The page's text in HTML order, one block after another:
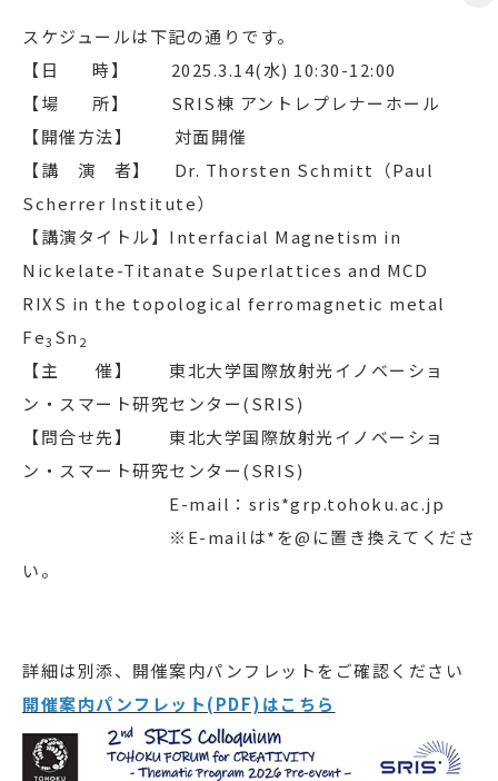
スケジュールは下記の通りです。
【日 時】 2025.3.14(水) 10:30-12:00
【場 所】 SRIS棟 アントレプレナーホール
【開催方法】 対面開催
【講 演 者】 Dr. Thorsten Schmitt（Paul
Scherrer Institute）
【講演タイトル】Interfacial Magnetism in
Nickelate-Titanate Superlattices and MCD
RIXS in the topological ferromagnetic metal
Fe3 Sn 2
【主 催】 東北大学国際放射光イノベーショ
ン・スマート研究センター(SRIS)
【問合せ先】 東北大学国際放射光イノベーショ
ン・スマート研究センター(SRIS)
E-mail：sris*grp.tohoku.ac.jp
※E-mailは*を@に置き換えてくださ
い。
詳細は別添、開催案内パンフレットをご確認ください
開催案内パンフレット(PDF)はこちら